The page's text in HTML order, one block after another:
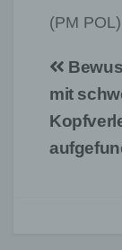
(PM POL)
mit